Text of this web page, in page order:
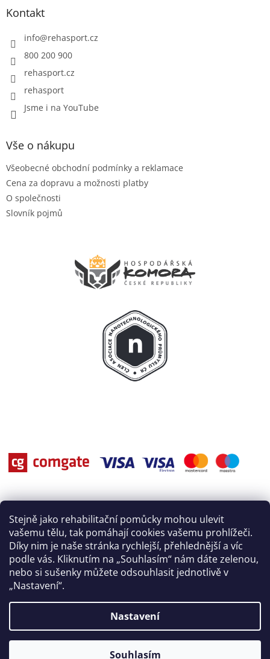
Stejně jako rehabilitační pomůcky mohou ulevit
vašemu tělu, tak pomáhají cookies vašemu prohlížeči.
Díky nim je naše stránka rychlejší, přehlednější a víc
podle vás. Kliknutím na „Souhlasím“ nám dáte zelenou,
nebo si sušenky můžete odsouhlasit jednotlivě v
„Nastavení“.
Nastavení
Souhlasím
Kontakt
info@rehasport.cz
800 200 900
rehasport.cz
rehasport
Jsme i na YouTube
Vše o nákupu
Všeobecné obchodní podmínky a reklamace
Cena za dopravu a možnosti platby
O společnosti
Slovník pojmů
Vytvořil Shoptet
Rehasport. Všechna práva vyhrazena.